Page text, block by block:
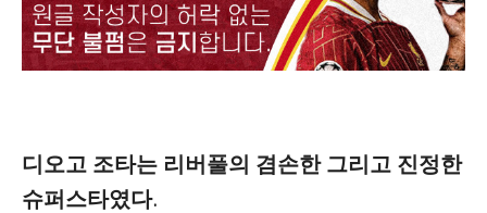
디오고 조타는 리버풀의 겸손한 그리고 진정한
슈퍼스타였다.